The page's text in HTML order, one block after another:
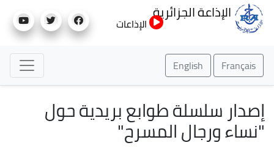
إلى
الإذاعة الجزائرية
الإذاعات
Français
English
إصدار سلسلة طوابع بريدية حول
"نساء ورجال المسرح"